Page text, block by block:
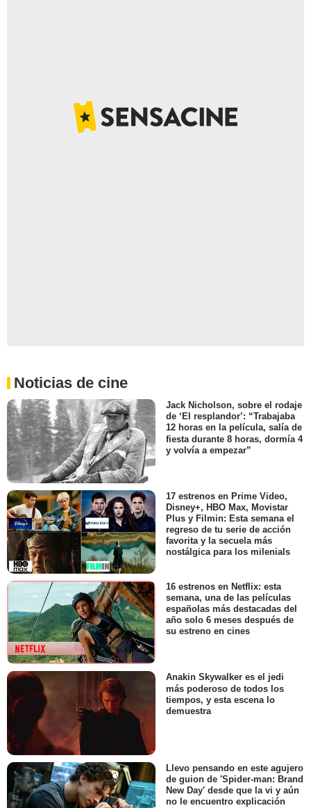
Noticias de cine
Jack Nicholson, sobre el rodaje
de ‘El resplandor’: “Trabajaba
12 horas en la película, salía de
fiesta durante 8 horas, dormía 4
y volvía a empezar”
17 estrenos en Prime Video,
Disney+, HBO Max, Movistar
Plus y Filmin: Esta semana el
regreso de tu serie de acción
favorita y la secuela más
nostálgica para los milenials
16 estrenos en Netflix: esta
semana, una de las películas
españolas más destacadas del
año solo 6 meses después de
su estreno en cines
Anakin Skywalker es el jedi
más poderoso de todos los
tiempos, y esta escena lo
demuestra
Llevo pensando en este agujero
de guion de 'Spider-man: Brand
New Day' desde que la vi y aún
no le encuentro explicación